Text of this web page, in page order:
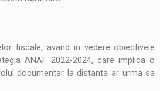
fiscale, avand in vedere obiectivele
ANAF 2022-2024, care implica o
documentar la distanta ar urma sa